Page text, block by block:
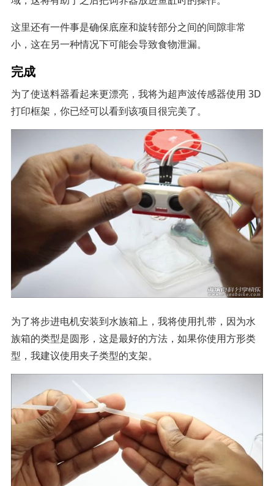
这里还有一件事是确保底座和旋转部分之间的间隙非常
小，这在另一种情况下可能会导致食物泄漏。
完成
为了使送料器看起来更漂亮，我将为超声波传感器使用 3D
打印框架，你已经可以看到该项目很完美了。
为了将步进电机安装到水族箱上，我将使用扎带，因为水
族箱的类型是圆形，这是最好的方法，如果你使用方形类
型，我建议使用夹子类型的支架。